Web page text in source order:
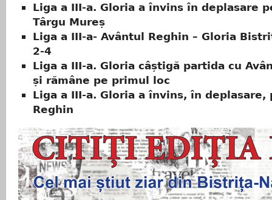
Liga a III-a. Gloria a învins în deplasare
Târgu Mureș
Liga a III-a- Avântul Reghin – Gloria
2-4
Liga a III-a. Gloria câștigă partida cu
și rămâne pe primul loc
Liga a III-a. Gloria a învins, în deplasare,
Reghin